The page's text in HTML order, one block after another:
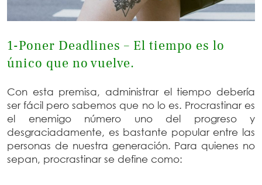
1-Poner Deadlines – El tiempo es lo
único que no vuelve.
Con esta premisa, administrar el tiempo debería
ser fácil pero sabemos que no lo es. Procrastinar es
el enemigo número uno del progreso y
desgraciadamente, es bastante popular entre las
personas de nuestra generación. Para quienes no
sepan, procrastinar se define como: